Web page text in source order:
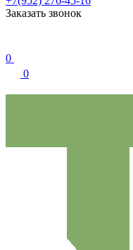
Заказать звонок
0
0